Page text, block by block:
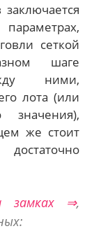
сеткой
шаге
ними,
лота (или
значения),
же стоит
замках ⇒,